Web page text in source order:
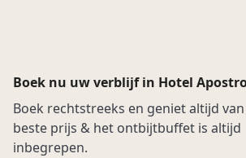
Boek nu uw verblijf in Hotel
Boek rechtstreeks en geniet altijd
beste prijs & het ontbijtbuffet is altijd
inbegrepen.